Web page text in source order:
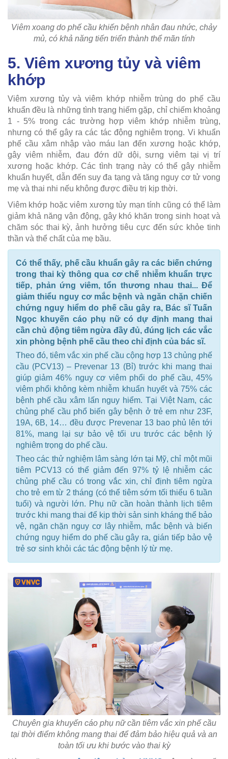
Viêm xoang do phế cầu khiến bệnh nhân đau nhức, chảy
mủ, có khả năng tiến triển thành thể mãn tính
5. Viêm xương tủy và viêm
khớp
Viêm xương tủy và viêm khớp nhiễm trùng do phế cầu
khuẩn đều là những tình trạng hiếm gặp, chỉ chiếm khoảng
1 - 5% trong các trường hợp viêm khớp nhiễm trùng,
nhưng có thể gây ra các tác động nghiêm trọng. Vi khuẩn
phế cầu xâm nhập vào máu lan đến xương hoặc khớp,
gây viêm nhiễm, đau đớn dữ dội, sưng viêm tại vị trí
xương hoặc khớp. Các tình trạng này có thể gây nhiễm
khuẩn huyết, dẫn đến suy đa tạng và tăng nguy cơ tử vong
mẹ và thai nhi nếu không được điều trị kịp thời.
Viêm khớp hoặc viêm xương tủy mạn tính cũng có thể làm
giảm khả năng vận động, gây khó khăn trong sinh hoạt và
chăm sóc thai kỳ, ảnh hưởng tiêu cực đến sức khỏe tinh
thần và thể chất của mẹ bầu.
Có thể thấy, phế cầu khuẩn gây ra các biến chứng
trong thai kỳ thông qua cơ chế nhiễm khuẩn trực
tiếp, phản ứng viêm, tổn thương nhau thai... Để
giảm thiểu nguy cơ mắc bệnh và ngăn chặn chiến
chứng nguy hiểm do phế cầu gây ra, Bác sĩ Tuấn
Ngọc khuyến cáo phụ nữ có dự định mang thai
cần chủ động tiêm ngừa đầy đủ, đúng lịch các vắc
xin phòng bệnh phế cầu theo chỉ định của bác sĩ.
Theo đó, tiêm vắc xin phế cầu cộng hợp 13 chủng phế
cầu (PCV13) – Prevenar 13 (Bỉ) trước khi mang thai
giúp giảm 46% nguy cơ viêm phổi do phế cầu, 45%
viêm phổi không kèm nhiễm khuẩn huyết và 75% các
bệnh phế cầu xâm lấn nguy hiểm. Tại Việt Nam, các
chủng phế cầu phổ biến gây bệnh ở trẻ em như 23F,
19A, 6B, 14… đều được Prevenar 13 bao phủ lên tới
81%, mang lại sự bảo vệ tối ưu trước các bệnh lý
nghiêm trọng do phế cầu.
Theo các thử nghiệm lâm sàng lớn tại Mỹ, chỉ một mũi
tiêm PCV13 có thể giảm đến 97% tỷ lệ nhiễm các
chủng phế cầu có trong vắc xin, chỉ định tiêm ngừa
cho trẻ em từ 2 tháng (có thể tiêm sớm tối thiểu 6 tuần
tuổi) và người lớn. Phụ nữ cần hoàn thành lịch tiêm
trước khi mang thai để kịp thời sản sinh kháng thể bảo
vệ, ngăn chặn nguy cơ lây nhiễm, mắc bệnh và biến
chứng nguy hiểm do phế cầu gây ra, gián tiếp bảo vệ
trẻ sơ sinh khỏi các tác động bệnh lý từ mẹ.
Chuyên gia khuyến cáo phụ nữ cần tiêm vắc xin phế cầu
tại thời điểm không mang thai để đảm bảo hiệu quả và an
toàn tối ưu khi bước vào thai kỳ